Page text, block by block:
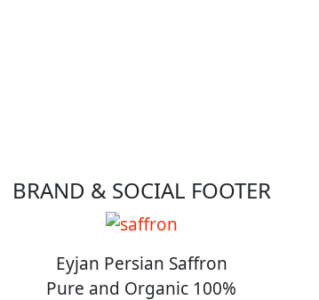
BRAND & SOCIAL FOOTER
Eyjan Persian Saffron
Pure and Organic 100%